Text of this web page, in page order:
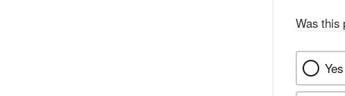
Was this
Yes